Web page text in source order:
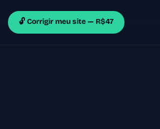
🔓 Corrigir meu site — R$47